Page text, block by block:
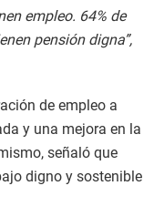
empleo. 64% de
pensión digna”,
de empleo a
y una mejora en la
señaló que
digno y sostenible